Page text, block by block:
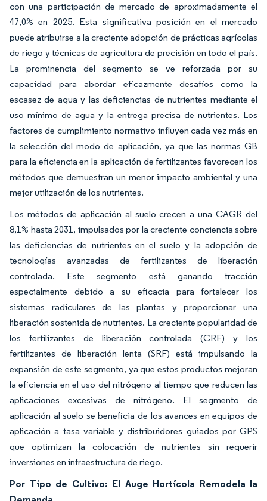
con una participación de mercado de aproximadamente el
47,0% en 2025. Esta significativa posición en el mercado
puede atribuirse a la creciente adopción de prácticas agrícolas
de riego y técnicas de agricultura de precisión en todo el país.
La prominencia del segmento se ve reforzada por su
capacidad para abordar eficazmente desafíos como la
escasez de agua y las deficiencias de nutrientes mediante el
uso mínimo de agua y la entrega precisa de nutrientes. Los
factores de cumplimiento normativo influyen cada vez más en
la selección del modo de aplicación, ya que las normas GB
para la eficiencia en la aplicación de fertilizantes favorecen los
métodos que demuestran un menor impacto ambiental y una
mejor utilización de los nutrientes.
Los métodos de aplicación al suelo crecen a una CAGR del
8,1% hasta 2031, impulsados por la creciente conciencia sobre
las deficiencias de nutrientes en el suelo y la adopción de
tecnologías avanzadas de fertilizantes de liberación
controlada. Este segmento está ganando tracción
especialmente debido a su eficacia para fortalecer los
sistemas radiculares de las plantas y proporcionar una
liberación sostenida de nutrientes. La creciente popularidad de
los fertilizantes de liberación controlada (CRF) y los
fertilizantes de liberación lenta (SRF) está impulsando la
expansión de este segmento, ya que estos productos mejoran
la eficiencia en el uso del nitrógeno al tiempo que reducen las
aplicaciones excesivas de nitrógeno. El segmento de
aplicación al suelo se beneficia de los avances en equipos de
aplicación a tasa variable y distribuidores guiados por GPS
que optimizan la colocación de nutrientes sin requerir
inversiones en infraestructura de riego.
Por Tipo de Cultivo: El Auge Hortícola Remodela la